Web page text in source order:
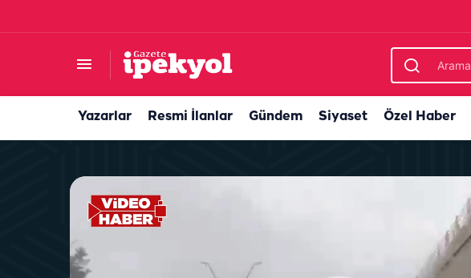
Yazarlar Resmi İlanlar Gündem Siyaset Özel Haber